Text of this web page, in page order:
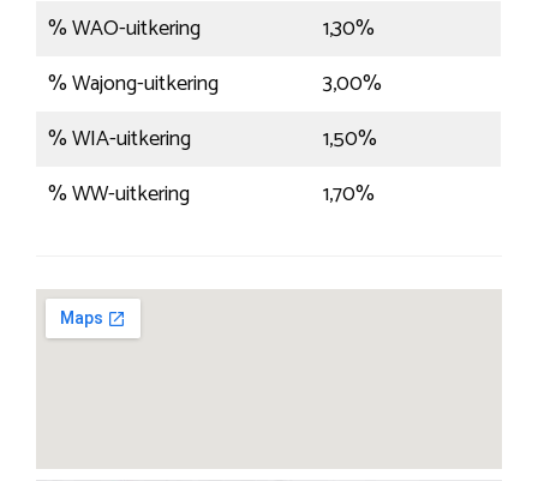
% WAO-uitkering
1,30%
% Wajong-uitkering
3,00%
% WIA-uitkering
1,50%
% WW-uitkering
1,70%